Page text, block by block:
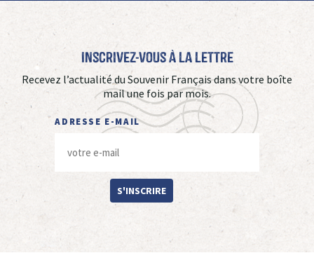
Inscrivez-vous à La Lettre
Recevez l’actualité du Souvenir Français dans votre boîte
mail une fois par mois.
ADRESSE E-MAIL
S'INSCRIRE